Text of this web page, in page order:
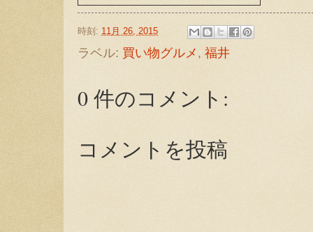
時刻: 11月 26, 2015
ラベル: 買い物グルメ , 福井
0 件のコメント:
コメントを投稿